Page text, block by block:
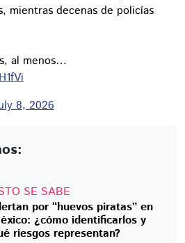
mientras decenas de policías
al menos…
8, 2026
SE SABE
por “huevos piratas” en
¿cómo identificarlos y
riesgos representan?